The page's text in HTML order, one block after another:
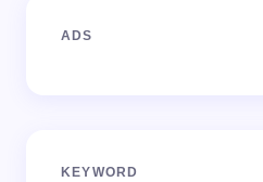
ADS
KEYWORD